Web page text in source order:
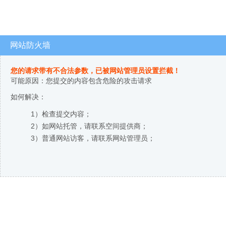
网站防火墙
您的请求带有不合法参数，已被网站管理员设置拦截！
可能原因：您提交的内容包含危险的攻击请求
如何解决：
1）检查提交内容；
2）如网站托管，请联系空间提供商；
3）普通网站访客，请联系网站管理员；